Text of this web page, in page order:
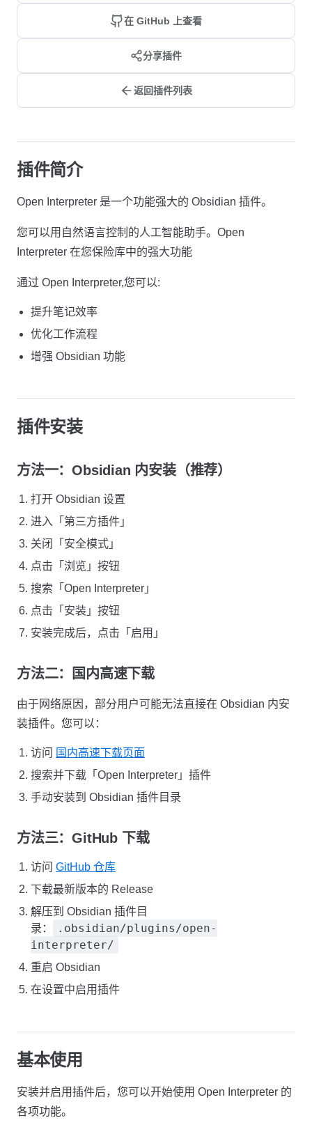
在 GitHub 上查看
分享插件
返回插件列表
插件简介
Open Interpreter 是一个功能强大的 Obsidian 插件。
您可以用自然语言控制的人工智能助手。Open
Interpreter 在您保险库中的强大功能
通过 Open Interpreter,您可以:
提升笔记效率
优化工作流程
增强 Obsidian 功能
插件安装
方法一：Obsidian 内安装（推荐）
打开 Obsidian 设置
进入「第三方插件」
关闭「安全模式」
点击「浏览」按钮
搜索「Open Interpreter」
点击「安装」按钮
安装完成后，点击「启用」
方法二：国内高速下载
由于网络原因，部分用户可能无法直接在 Obsidian 内安
装插件。您可以：
访问 国内高速下载页面
搜索并下载「Open Interpreter」插件
手动安装到 Obsidian 插件目录
方法三：GitHub 下载
访问 GitHub 仓库
下载最新版本的 Release
解压到 Obsidian 插件目
录：
.obsidian/plugins/open-
interpreter/
重启 Obsidian
在设置中启用插件
基本使用
安装并启用插件后，您可以开始使用 Open Interpreter 的
各项功能。